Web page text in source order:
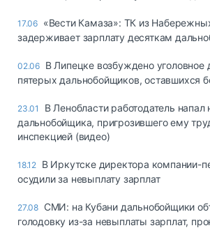
17.06 «Вести Камаза»: ТК из
задерживает зарплату десяткам
02.06 В Липецке возбуждено уголовное
пятерых дальнобойщиков, оставшихся
23.01
В Ленобласти работодатель напал
дальнобойщика, пригрозившего ему
инспекцией (видео)
18.12 В Иркутске директора компании-
осудили за невыплату зарплат
27.08 СМИ: на Кубани дальнобойщики
голодовку из-за невыплаты зарплат,